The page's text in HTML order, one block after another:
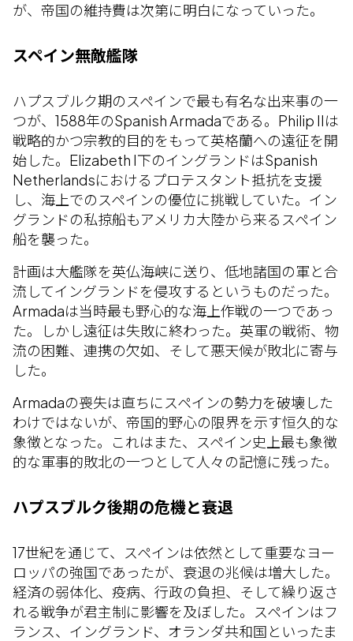
が、帝国の維持費は次第に明白になっていった。
スペイン無敵艦隊
ハプスブルク期のスペインで最も有名な出来事の一
つが、1588年のSpanish Armadaである。Philip IIは
戦略的かつ宗教的目的をもって英格蘭への遠征を開
始した。Elizabeth I下のイングランドはSpanish
Netherlandsにおけるプロテスタント抵抗を支援
し、海上でのスペインの優位に挑戦していた。イン
グランドの私掠船もアメリカ大陸から来るスペイン
船を襲った。
計画は大艦隊を英仏海峡に送り、低地諸国の軍と合
流してイングランドを侵攻するというものだった。
Armadaは当時最も野心的な海上作戦の一つであっ
た。しかし遠征は失敗に終わった。英軍の戦術、物
流の困難、連携の欠如、そして悪天候が敗北に寄与
した。
Armadaの喪失は直ちにスペインの勢力を破壊した
わけではないが、帝国的野心の限界を示す恒久的な
象徴となった。これはまた、スペイン史上最も象徴
的な軍事的敗北の一つとして人々の記憶に残った。
ハプスブルク後期の危機と衰退
17世紀を通じて、スペインは依然として重要なヨー
ロッパの強国であったが、衰退の兆候は増大した。
経済の弱体化、疫病、行政の負担、そして繰り返さ
れる戦争が君主制に影響を及ぼした。スペインはフ
ランス、イングランド、オランダ共和国といったま